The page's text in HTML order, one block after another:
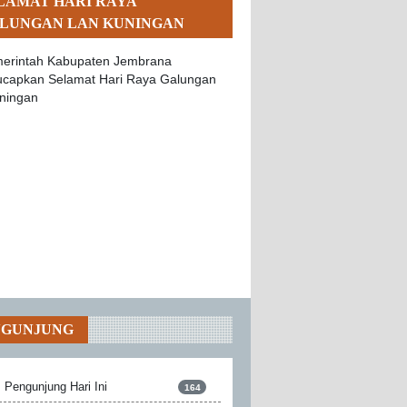
LAN KUNINGAN
Pengunjung Hari Ini 164